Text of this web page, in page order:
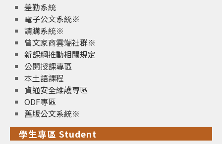
差勤系統
電子公文系統※
請購系統※
曾文家商雲端社群※
新課綱推動相關規定
公開授課專區
本土語課程
資通安全維護專區
ODF專區
舊版公文系統※
學生專區 Student